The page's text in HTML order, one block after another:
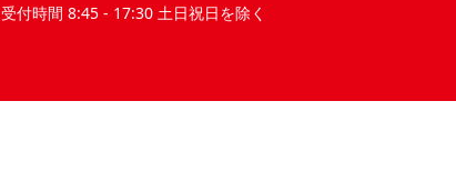
受付時間 8:45 - 17:30 土日祝日を除く